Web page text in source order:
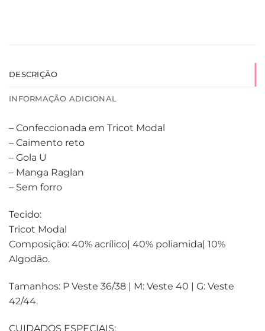
DESCRIÇÃO
INFORMAÇÃO ADICIONAL
– Confeccionada em Tricot Modal
– Caimento reto
– Gola U
– Manga Raglan
– Sem forro
Tecido:
Tricot Modal
Composição: 40% acrílico| 40% poliamida| 10%
Algodão.
Tamanhos: P Veste 36/38 | M: Veste 40 | G: Veste
42/44.
CUIDADOS ESPECIAIS: